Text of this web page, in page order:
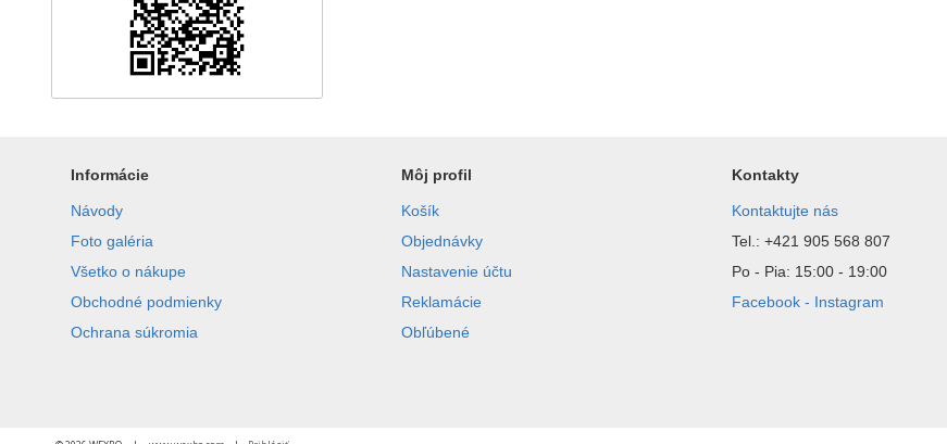
Informácie
Návody
Foto galéria
Všetko o nákupe
Obchodné podmienky
Ochrana súkromia
Môj profil
Košík
Objednávky
Nastavenie účtu
Reklamácie
Obľúbené
Kontakty
Kontaktujte nás
Tel.: +421 905 568 807
Po - Pia: 15:00 - 19:00
Facebook - Instagram